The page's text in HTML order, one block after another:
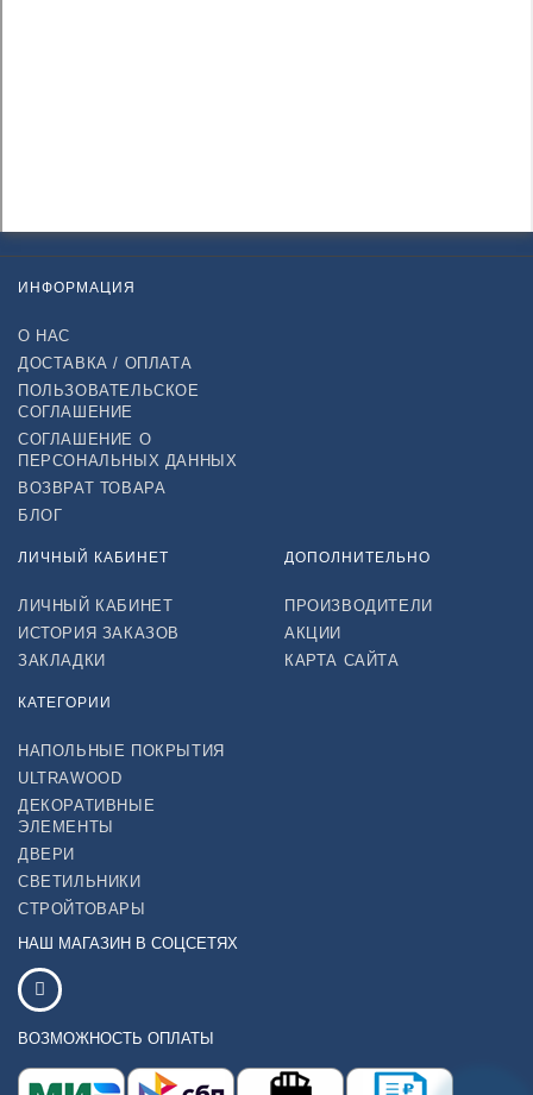
ИНФОРМАЦИЯ
О НАС
ДОСТАВКА / ОПЛАТА
ПОЛЬЗОВАТЕЛЬСКОЕ
СОГЛАШЕНИЕ
СОГЛАШЕНИЕ О
ПЕРСОНАЛЬНЫХ ДАННЫХ
ВОЗВРАТ ТОВАРА
БЛОГ
ЛИЧНЫЙ КАБИНЕТ
ЛИЧНЫЙ КАБИНЕТ
ИСТОРИЯ ЗАКАЗОВ
ЗАКЛАДКИ
ДОПОЛНИТЕЛЬНО
ПРОИЗВОДИТЕЛИ
АКЦИИ
КАРТА САЙТА
КАТЕГОРИИ
НАПОЛЬНЫЕ ПОКРЫТИЯ
ULTRAWOOD
ДЕКОРАТИВНЫЕ
ЭЛЕМЕНТЫ
ДВЕРИ
СВЕТИЛЬНИКИ
СТРОЙТОВАРЫ
НАШ МАГАЗИН В СОЦСЕТЯХ
ВОЗМОЖНОСТЬ ОПЛАТЫ